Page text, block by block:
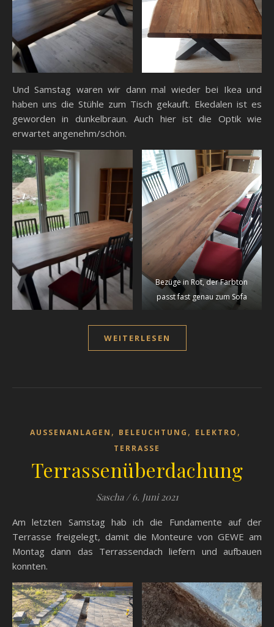
Und Samstag waren wir dann mal wieder bei Ikea und
haben uns die Stühle zum Tisch gekauft. Ekedalen ist es
geworden in dunkelbraun. Auch hier ist die Optik wie
erwartet angenehm/schön.
Bezüge in Rot, der Farbton
passt fast genau zum Sofa
WEITERLESEN
AUSSENANLAGEN , BELEUCHTUNG , ELEKTRO ,
TERRASSE
Terrassenüberdachung
Sascha / 6. Juni 2021
Am letzten Samstag hab ich die Fundamente auf der
Terrasse freigelegt, damit die Monteure von GEWE am
Montag dann das Terrassendach liefern und aufbauen
konnten.